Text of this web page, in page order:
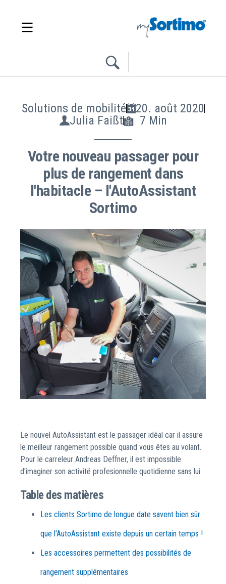
Solutions de mobilité
20. août 2020
Julia Faißt
7 Min
Votre nouveau passager pour
plus de rangement dans
l'habitacle – l'AutoAssistant
Sortimo
Le nouvel AutoAssistant est le passager idéal car il assure
le meilleur rangement possible quand vous êtes au volant.
Pour le carreleur Andreas Deffner, il est impossible
d'imaginer son activité profesionnelle quotidienne sans lui.
Table des matières
Les clients Sortimo de longue date savent bien sûr
que l'AutoAssistant existe depuis un certain temps !
Les accessoires permettent des possibilités de
rangement supplémentaires